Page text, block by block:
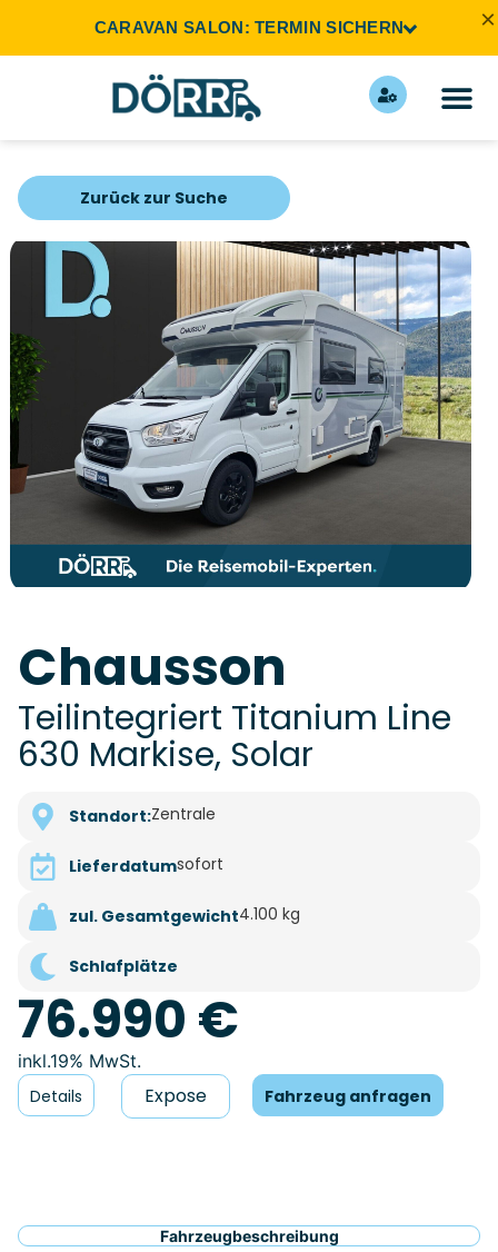
Zurück zur Suche
Chausson
Teilintegriert Titanium Line
630 Markise, Solar
Standort:Zentrale
Lieferdatumsofort
zul. Gesamtgewicht4.100 kg
Schlafplätze
76.990 €
19% MwSt.
Details
Expose Fahrzeug anfragen
Fahrzeugbeschreibung
CARAVAN SALON: TERMIN SICHERN ×